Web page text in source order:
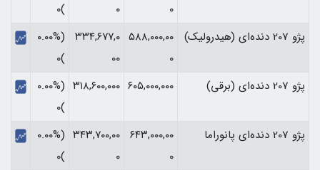
۰
۰
)۰
پژو 207 دنده‌ای (هیدرولیک)
۵۸۸,۰۰۰,۰۰
۰
۳۳۴,۶۷۷,۰
۰۰
(۰.۰۰%
)۰
پژو 207 دنده‌ای (برقی)
۶۰۵,۰۰۰,۰۰۰ ۳۱۸,۶۰۰,۰۰۰
(۰.۰۰%
)۰
پژو 207 دنده‌ای پانوراما
۶۴۳,۰۰۰,۰۰
۰
۳۴۳,۷۰۰,۰۰
۰
(۰.۰۰%
)۰